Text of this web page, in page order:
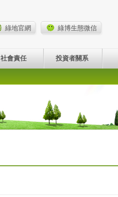
綠地官網
綠博生態微信
社會責任 投資者關系